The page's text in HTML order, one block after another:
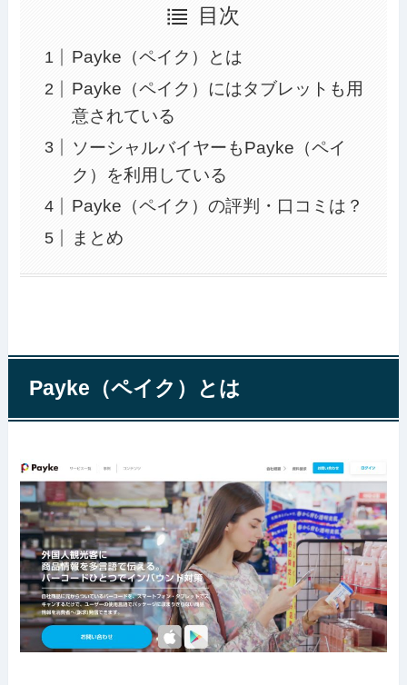
目次
Payke（ペイク）とは
Payke（ペイク）にはタブレットも用
意されている
ソーシャルバイヤーもPayke（ペイ
ク）を利用している
Payke（ペイク）の評判・口コミは？
まとめ
Payke（ペイク）とは